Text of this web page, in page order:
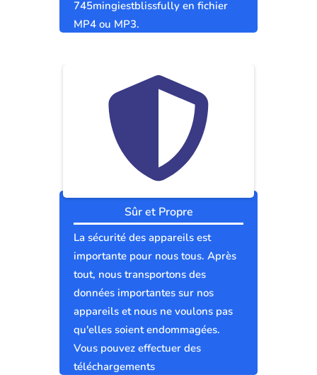
745mingiestblissfully en fichier
MP4 ou MP3.
Sûr et Propre
La sécurité des appareils est
importante pour nous tous. Après
tout, nous transportons des
données importantes sur nos
appareils et nous ne voulons pas
qu'elles soient endommagées.
Vous pouvez effectuer des
téléchargements